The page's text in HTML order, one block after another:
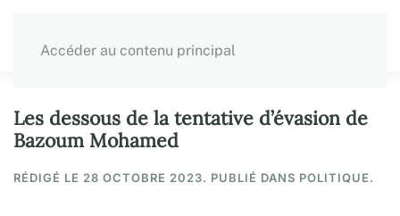
Accéder au contenu principal
Les dessous de la tentative d’évasion de
Bazoum Mohamed
RÉDIGÉ LE 28 OCTOBRE 2023. PUBLIÉ DANS POLITIQUE.